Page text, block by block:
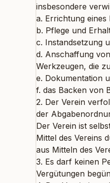
insbesondere
a. Errichtung eines
b. Pflege und
c. Instandsetzung
d. Anschaffung
Werkzeugen, die
e. Dokumentation
f. das Backen von
2. Der Verein
der
Der Verein ist
Mittel des Vereins
aus Mitteln des
3. Es darf keinen
Vergütungen